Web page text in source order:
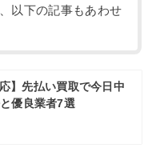
以下の記事もあわせ
応】先払い買取で今日中
優良業者7選